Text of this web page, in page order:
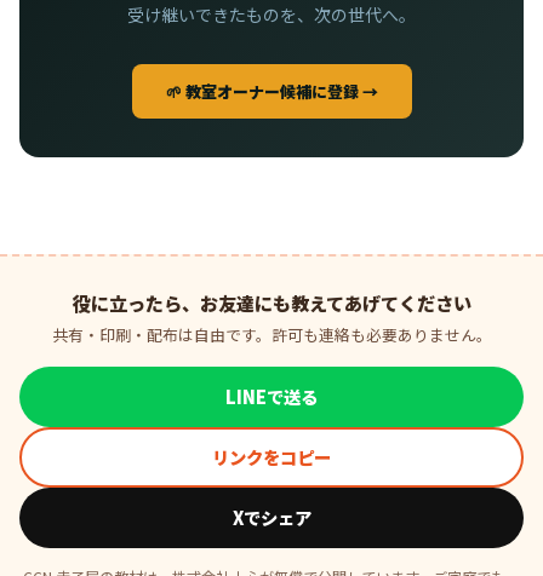
受け継いできたものを、次の世代へ。
🌱 教室オーナー候補に登録 →
役に立ったら、お友達にも教えてあげてください
共有・印刷・配布は自由です。許可も連絡も必要ありません。
LINEで送る
リンクをコピー
Xでシェア